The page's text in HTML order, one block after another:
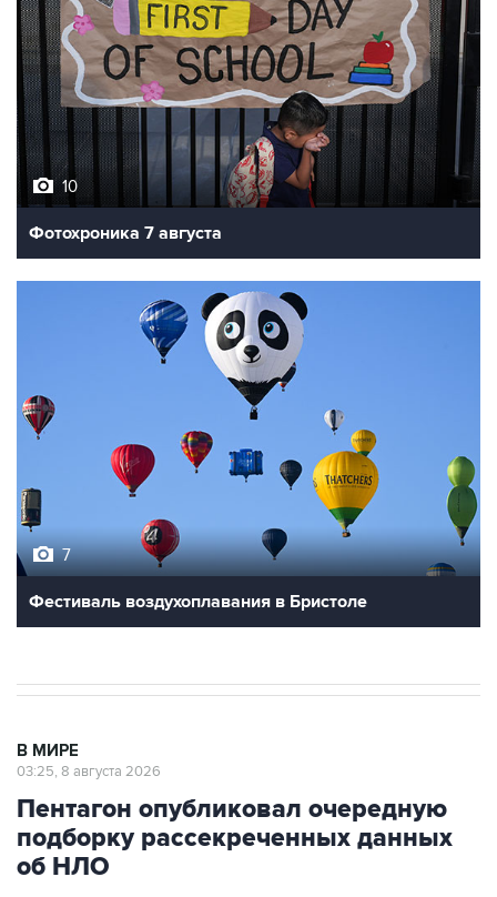
10
Фотохроника 7 августа
7
Фестиваль воздухоплавания в Бристоле
В МИРЕ
03:25, 8 августа 2026
Пентагон опубликовал очередную
подборку рассекреченных данных
об НЛО